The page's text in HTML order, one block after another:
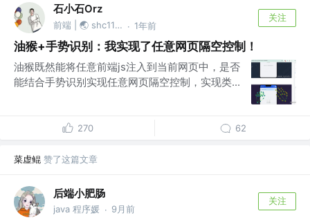
石小石Orz
前端 | 🌏 shc1139874527 · 1年前
关注
油猴+手势识别：我实现了任意网页隔空控制！
油猴既然能将任意前端js注入到当前网页中，是否
能结合手势识别实现任意网页隔空控制，实现类...
270 62
菜虚鲲 赞了这篇文章
后端小肥肠
java 程序媛 · 9月前
关注